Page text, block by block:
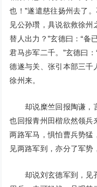
也！”遂遣慈往扬州去了
见公孙瓚，具说欲救徐州
替人出力？”玄德曰：“备
君马步军二千。”玄德曰
德遂与关、张引本部三千
徐州来。
却说糜竺回报陶谦，
也回报青州田楷欣然领兵
两路军马，惧怕曹兵势猛
见两路军到，亦分了军势
却说刘玄德军到，见孔